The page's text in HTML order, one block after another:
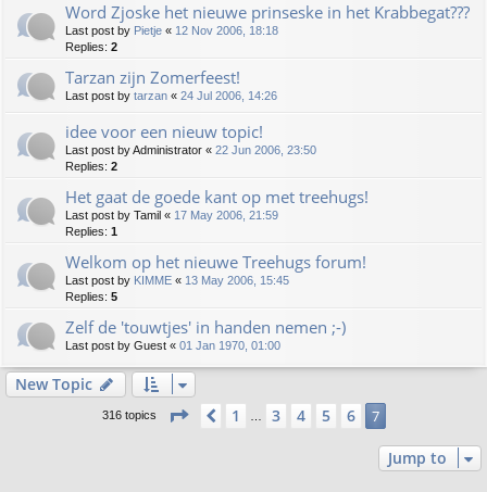
Word Zjoske het nieuwe prinseske in het Krabbegat???
Last post by Pietje « 12 Nov 2006, 18:18
Replies: 2
Tarzan zijn Zomerfeest!
Last post by tarzan « 24 Jul 2006, 14:26
idee voor een nieuw topic!
Last post byAdministrator « 22 Jun 2006, 23:50
Replies: 2
Het gaat de goede kant op met treehugs!
Last post by Tamil « 17 May 2006, 21:59
Replies: 1
Welkom op het nieuwe Treehugs forum!
Last post by KIMME « 13 May 2006, 15:45
Replies: 5
Zelf de 'touwtjes' in handen nemen ;-)
Last post by Guest « 01 Jan 1970, 01:00
New Topic
316 topics Page 7of
Previous
1 3 4 5 6 7
Jump to